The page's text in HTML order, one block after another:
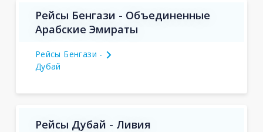
Рейсы Бенгази - Объединенные
Арабские Эмираты
Рейсы Бенгази -
Дубай
Рейсы Дубай - Ливия